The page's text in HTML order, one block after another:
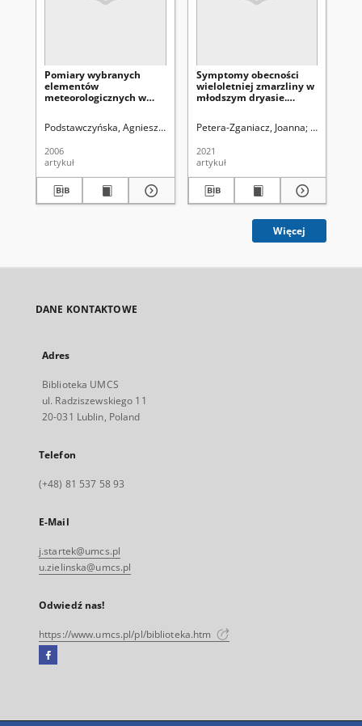
Pomiary wybranych
elementów
meteorologicznych w
Podstawczyńska, Agnieszka
Pawlak, Włodzimierz Łanczont, Maria.
2006
artykuł
Symptomy obecności
wieloletniej zmarzliny w
młodszym dryasie.
Petera-Zganiacz, Joanna
2021
artykuł
Więcej
DANE KONTAKTOWE
Adres
Biblioteka UMCS
ul. Radziszewskiego 11
20-031 Lublin, Poland
Telefon
(+48) 81 537 58 93
E-Mail
j.startek@umcs.pl
u.zielinska@umcs.pl
Odwiedź nas!
https://www.umcs.pl/pl/biblioteka.htm
Facebook
się